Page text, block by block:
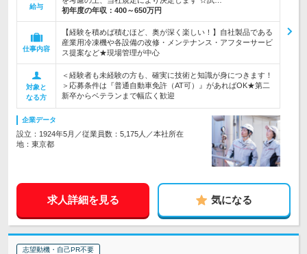
給与
初年度の年収： 400～650万円
仕事内容
【経験を積めば積むほど、奥が深く楽しい！】自社製品である
産業用冷凍機や各設備の改修・メンテナンス・アフターサービ
ス提案など★現場管理が中心
対象と
なる方
＜経験者も未経験の方も、確実に技術と知識が身につきます！
＞応募条件は『普通自動車免許（AT可）』があればOK★第二
新卒からベテランまで幅広く歓迎
企業データ
設立：1924年5月／従業員数：5,175人／本社所在
地：東京都
求人詳細を見る 気になる
志望動機・自己PR不要